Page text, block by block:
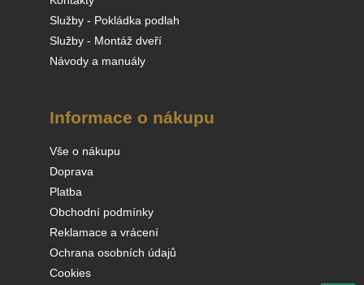
Služby - Pokládka podlah
Služby - Montáž dveří
Návody a manuály
Informace o nákupu
Vše o nákupu
Doprava
Platba
Obchodní podmínky
Reklamace a vrácení
Ochrana osobních údajů
Cookies